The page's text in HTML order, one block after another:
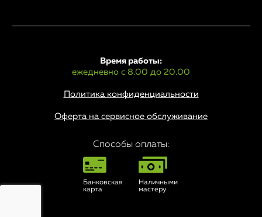
Политика конфиденциальности
Время работы:
ежедневно с 8.00 до 20.00
Оферта на сервисное обслуживание
Способы оплаты:
Банковская
карта
Наличными
мастеру